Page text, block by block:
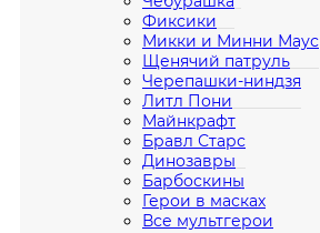
Фиксики
Микки и Минни Маус
Щенячий патруль
Черепашки-ниндзя
Литл Пони
Майнкрафт
Бравл Старс
Динозавры
Барбоскины
Герои в масках
Все мультгерои